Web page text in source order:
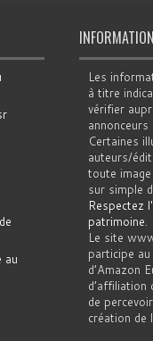
au
Les
à titre
vérifier
Certaines
auteurs/
toute
sur simple
Respectez
patrimoine
Le site
participe
d’Amazon
de
création de